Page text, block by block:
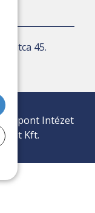
utca 45.
Intézet
Kft.